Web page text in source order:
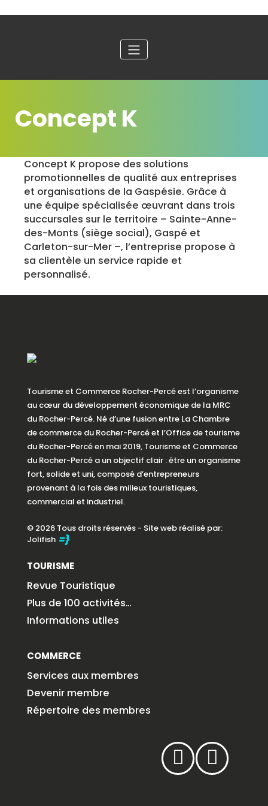
Concept K
Concept K propose des solutions
promotionnelles de qualité aux entreprises
et organisations de la Gaspésie. Grâce à
une équipe spécialisée œuvrant dans trois
succursales sur le territoire – Sainte-Anne-
des-Monts (siège social), Gaspé et
Carleton-sur-Mer –, l’entreprise propose à
sa clientèle un service rapide et
personnalisé.
Tourisme et Commerce Rocher-Percé est l’organisme
au cœur du développement économique de la MRC
du Rocher-Percé. Né d’une fusion entre La Chambre
de commerce du Rocher-Percé et l’Office de tourisme
du Rocher-Percé en mai 2019, Tourisme et Commerce
du Rocher-Percé a un objectif clair : être un organisme
fort, solide et uni, composé d’entrepreneurs
provenant à la fois des milieux touristiques,
commercial et industriel.
© 2026 Tous droits réservés - Site web réalisé par:
Jolifish
TOURISME
Revue Touristique
Plus de 100 activités…
Informations utiles
COMMERCE
Services aux membres
Devenir membre
Répertoire des membres